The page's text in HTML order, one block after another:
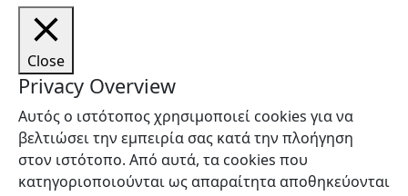
Close
Privacy Overview
Αυτός ο ιστότοπος χρησιμοποιεί cookies για να
βελτιώσει την εμπειρία σας κατά την πλοήγηση
στον ιστότοπο. Από αυτά, τα cookies που
κατηγοριοποιούνται ως απαραίτητα αποθηκεύονται